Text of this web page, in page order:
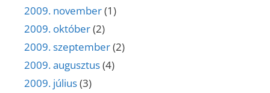
2009. november(1)
2009. október(2)
2009. szeptember(2)
2009. augusztus(4)
2009. július(3)